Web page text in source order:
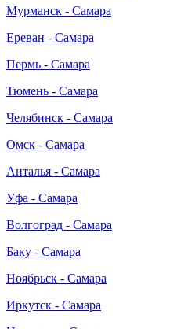
Мурманск - Самара
Ереван - Самара
Пермь - Самара
Тюмень - Самара
Челябинск - Самара
Омск - Самара
Анталья - Самара
Уфа - Самара
Волгоград - Самара
Баку - Самара
Ноябрьск - Самара
Иркутск - Самара